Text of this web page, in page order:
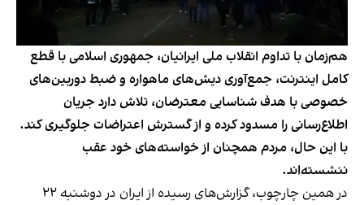
هم‌زمان با تداوم انقلاب ملی ایرانیان، جمهوری اسلامی با قطع
کامل اینترنت، جمع‌آوری دیش‌های ماهواره و ضبط دوربین‌های
خصوصی با هدف شناسایی معترضان، تلاش دارد جریان
اطلاع‌رسانی را مسدود کرده و از گسترش اعتراضات جلوگیری کند.
با این حال، مردم همچنان از خواسته‌های خود عقب
ننشسته‌اند.
در همین چارچوب، گزارش‌های رسیده از ایران در دوشنبه ۲۲